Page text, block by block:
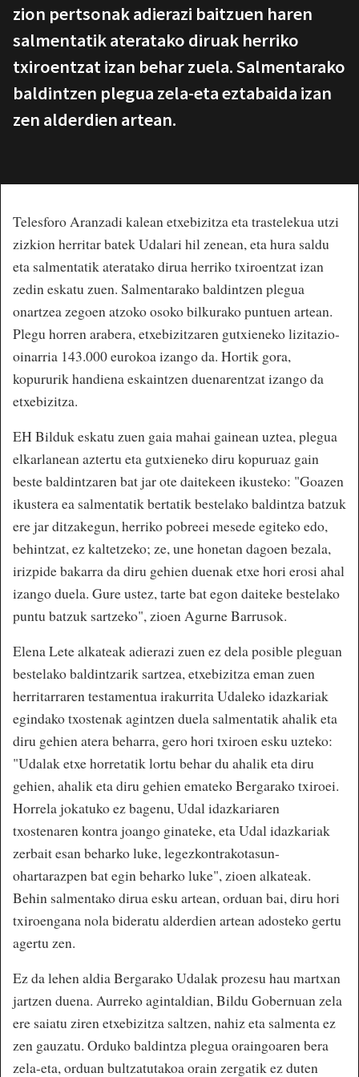
zion pertsonak adierazi baitzuen haren
salmentatik ateratako diruak herriko
txiroentzat izan behar zuela. Salmentarako
baldintzen plegua zela-eta eztabaida izan
zen alderdien artean.
Telesforo Aranzadi kalean etxebizitza eta trastelekua utzi
zizkion herritar batek Udalari hil zenean, eta hura saldu
eta salmentatik ateratako dirua herriko txiroentzat izan
zedin eskatu zuen. Salmentarako baldintzen plegua
onartzea zegoen atzoko osoko bilkurako puntuen artean.
Plegu horren arabera, etxebizitzaren gutxieneko lizitazio-
oinarria 143.000 eurokoa izango da. Hortik gora,
kopururik handiena eskaintzen duenarentzat izango da
etxebizitza.
EH Bilduk eskatu zuen gaia mahai gainean uztea, plegua
elkarlanean aztertu eta gutxieneko diru kopuruaz gain
beste baldintzaren bat jar ote daitekeen ikusteko: "Goazen
ikustera ea salmentatik bertatik bestelako baldintza batzuk
ere jar ditzakegun, herriko pobreei mesede egiteko edo,
behintzat, ez kaltetzeko; ze, une honetan dagoen bezala,
irizpide bakarra da diru gehien duenak etxe hori erosi ahal
izango duela. Gure ustez, tarte bat egon daiteke bestelako
puntu batzuk sartzeko", zioen Agurne Barrusok.
Elena Lete alkateak adierazi zuen ez dela posible pleguan
bestelako baldintzarik sartzea, etxebizitza eman zuen
herritarraren testamentua irakurrita Udaleko idazkariak
egindako txostenak agintzen duela salmentatik ahalik eta
diru gehien atera beharra, gero hori txiroen esku uzteko:
"Udalak etxe horretatik lortu behar du ahalik eta diru
gehien, ahalik eta diru gehien emateko Bergarako txiroei.
Horrela jokatuko ez bagenu, Udal idazkariaren
txostenaren kontra joango ginateke, eta Udal idazkariak
zerbait esan beharko luke, legezkontrakotasun-
ohartarazpen bat egin beharko luke", zioen alkateak.
Behin salmentako dirua esku artean, orduan bai, diru hori
txiroengana nola bideratu alderdien artean adosteko gertu
agertu zen.
Ez da lehen aldia Bergarako Udalak prozesu hau martxan
jartzen duena. Aurreko agintaldian, Bildu Gobernuan zela
ere saiatu ziren etxebizitza saltzen, nahiz eta salmenta ez
zen gauzatu. Orduko baldintza plegua oraingoaren bera
zela-eta, orduan bultzatutakoa orain zergatik ez duten